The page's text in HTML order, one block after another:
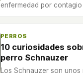
enfermedad por
la mascota sufra sus
PERROS
10 curiosidades
perro Schnauzer
Los Schnauzer son unos